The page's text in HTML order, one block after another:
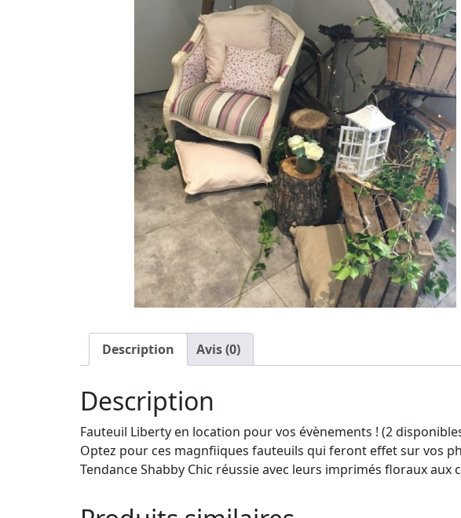
Description Avis (0)
Description
Fauteuil Liberty en location pour vos évènements ! (2
Optez pour ces magnfiiques fauteuils qui feront effet sur vos
Tendance Shabby Chic réussie avec leurs imprimés floraux aux